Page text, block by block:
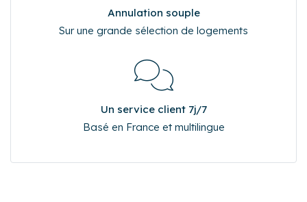
Annulation souple
Sur une grande sélection de logements
Un service client 7j/7
Basé en France et multilingue